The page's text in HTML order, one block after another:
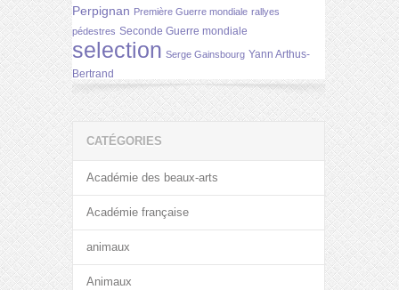
Perpignan Première Guerre mondiale rallyes
pédestres Seconde Guerre mondiale
selection Serge Gainsbourg Yann Arthus-
Bertrand
CATÉGORIES
Académie des beaux-arts
Académie française
animaux
Animaux